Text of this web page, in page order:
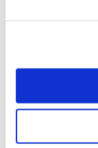
ORA